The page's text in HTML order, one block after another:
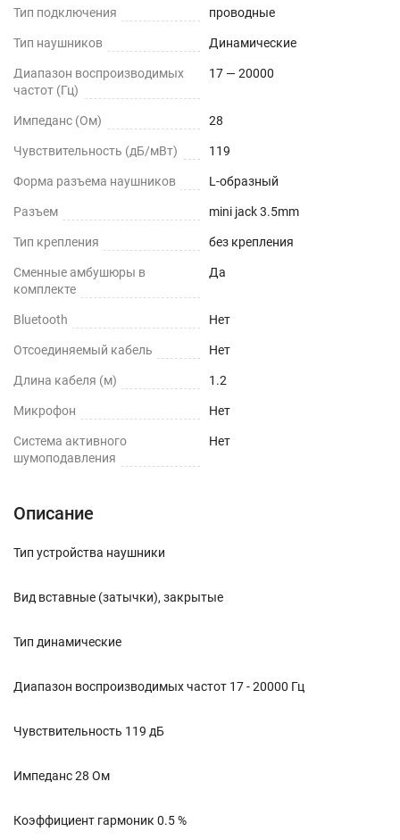
Тип подключения проводные
Тип наушников Динамические
Диапазон воспроизводимых
частот (Гц)
17 — 20000
Импеданс (Ом) 28
Чувствительность (дБ/мВт) 119
Форма разъема наушников L-образный
Разъем mini jack 3.5mm
Тип крепления без крепления
Сменные амбушюры в
комплекте
Да
Bluetooth Нет
Отсоединяемый кабель Нет
Длина кабеля (м) 1.2
Микрофон Нет
Cистема активного
шумоподавления
Нет
Описание
Тип устройства наушники
Вид вставные (затычки), закрытые
Тип динамические
Диапазон воспроизводимых частот 17 - 20000 Гц
Чувствительность 119 дБ
Импеданс 28 Ом
Коэффициент гармоник 0.5 %